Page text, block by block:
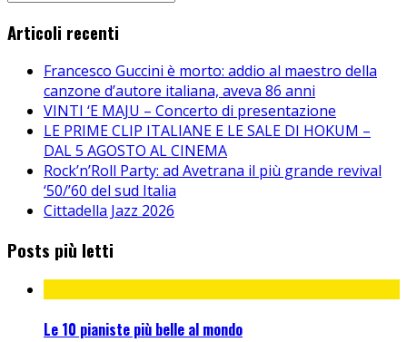
Articoli recenti
Francesco Guccini è morto: addio al maestro della
canzone d’autore italiana, aveva 86 anni
VINTI ‘E MAJU – Concerto di presentazione
LE PRIME CLIP ITALIANE E LE SALE DI HOKUM –
DAL 5 AGOSTO AL CINEMA
Rock’n’Roll Party: ad Avetrana il più grande revival
‘50/’60 del sud Italia
Cittadella Jazz 2026
Posts più letti
Le 10 pianiste più belle al mondo